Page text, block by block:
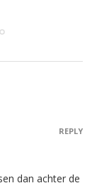
dan achter de
REPLY